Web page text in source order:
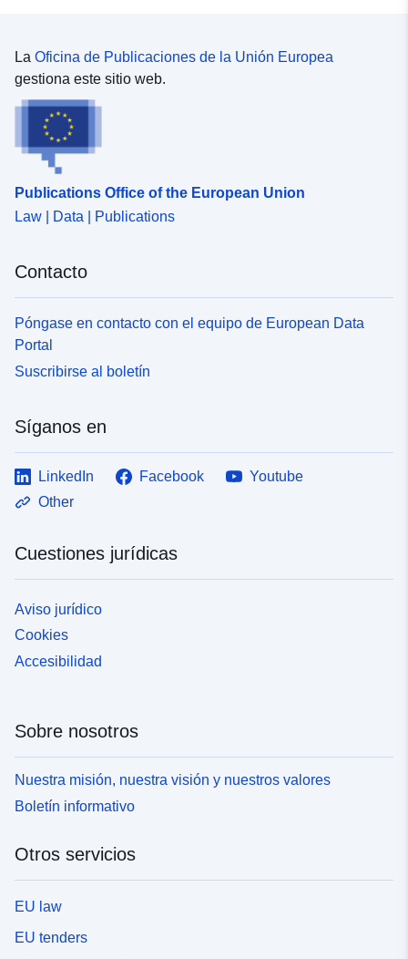
La Oficina de Publicaciones de la Unión Europea
gestiona este sitio web.
Publications Office of the European Union
Law | Data | Publications
Contacto
Póngase en contacto con el equipo de European Data
Portal
Suscribirse al boletín
Síganos en
LinkedIn Facebook
Youtube
Other
Cuestiones jurídicas
Aviso jurídico
Cookies
Accesibilidad
Sobre nosotros
Nuestra misión, nuestra visión y nuestros valores
Boletín informativo
Otros servicios
EU law
EU tenders